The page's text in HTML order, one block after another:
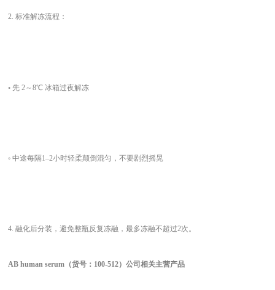
2. 标准解冻流程：
◦ 先 2～8℃ 冰箱过夜解冻
◦ 中途每隔1–2小时轻柔颠倒混匀，不要剧烈摇晃
4.融化后分装，避免整瓶反复冻融，最多冻融不超过2次。
AB human serum（货号：100-512）公司相关主营产品